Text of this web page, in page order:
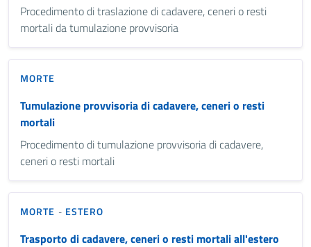
Procedimento di traslazione di cadavere, ceneri o resti
mortali da tumulazione provvisoria
MORTE
Tumulazione provvisoria di cadavere, ceneri o resti
mortali
Procedimento di tumulazione provvisoria di cadavere,
ceneri o resti mortali
MORTE - ESTERO
Trasporto di cadavere, ceneri o resti mortali all'estero